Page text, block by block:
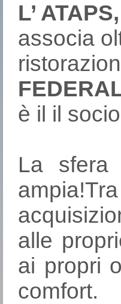
L’ ATAPS,
associa
è il il
La
alle
ai propri
comfort.